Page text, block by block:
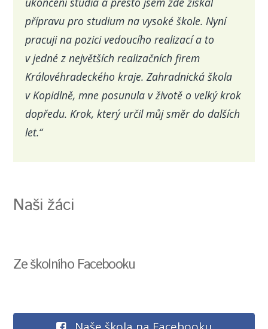
přípravu pro studium na vysoké škole. Nyní
pracuji na pozici vedoucího realizací a to
v jedné z největších realizačních firem
Královéhradeckého kraje. Zahradnická škola
v Kopidlně, mne posunula v životě o velký krok
dopředu. Krok, který určil můj směr do dalších
let.“
Naši žáci
Ze školního Facebooku